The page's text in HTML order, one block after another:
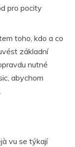
pro pocity
toho, kdo a co
základní
nutné
abychom
vu se týkají